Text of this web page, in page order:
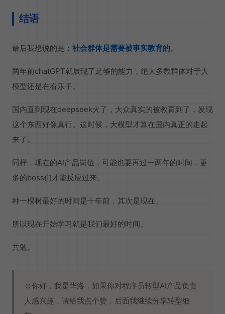
结语
最后我想说的是： 社会群体是需要被事实教育的。
两年前chatGPT就展现了足够的能力，绝大多数群体对于大
模型还是在看乐子。
国内直到现在deepseek火了，大众真实的被教育到了，发现
这个东西好像真行。这时候，大模型才算在国内真正的走起
来了。
同样，现在的AI产品岗位，可能也要再过一两年的时间，更
多的boss们才能反应过来。
种一棵树最好的时间是十年前，其次是现在。
所以现在开始学习就是我们最好的时间。
共勉。
☺️你好，我是华洛，如果你对程序员转型AI产品负责
人感兴趣，请给我点个赞，后面我继续分享转型细